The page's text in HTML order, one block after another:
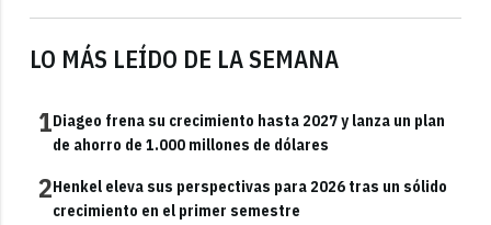
LO MÁS LEÍDO DE LA SEMANA
1Diageo frena su crecimiento hasta 2027 y lanza un plan
de ahorro de 1.000 millones de dólares
2Henkel eleva sus perspectivas para 2026 tras un sólido
crecimiento en el primer semestre